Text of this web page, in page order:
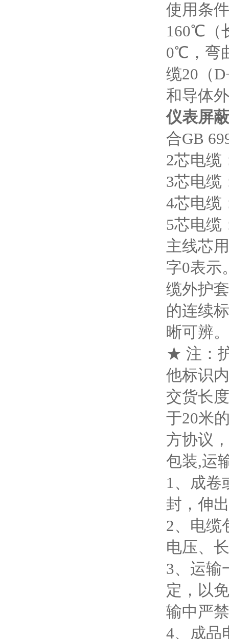
使用条
160℃（
0℃，弯
缆20（
和导体
仪表屏
合GB
2芯电缆
3芯电
4芯电缆
5芯电缆
主线芯
字0表示
缆外护
的连续
晰可辨。
★ 注：
他标识
交货长
于20米
方协议
包装,运
1、成卷
封，伸
2、电缆
电压、
3、运输
定，以
输中严
4、成品